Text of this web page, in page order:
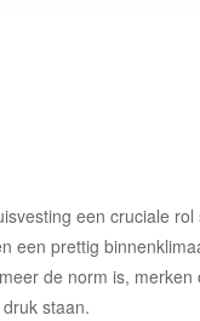
een cruciale
een prettig
de norm is,
staan.